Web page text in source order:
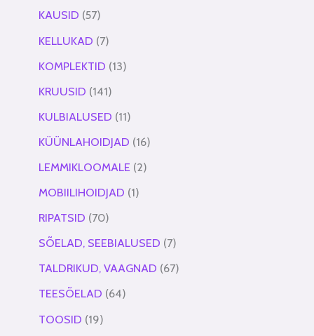
KAUSID 57
KELLUKAD 7
KOMPLEKTID 13
KRUUSID 141
KULBIALUSED 11
KÜÜNLAHOIDJAD 16
LEMMIKLOOMALE 2
MOBIILIHOIDJAD 1
RIPATSID 70
SÕELAD, SEEBIALUSED 7
TALDRIKUD, VAAGNAD 67
TEESÕELAD 64
TOOSID 19